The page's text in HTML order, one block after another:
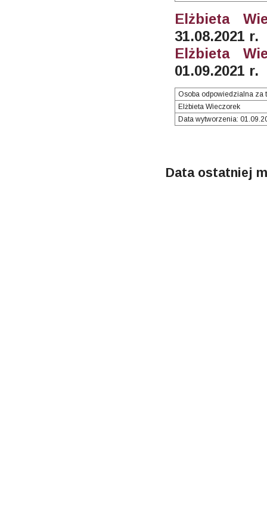
Elżbieta
31.08.2021 r.
Elżbieta
01.09.2021 r.
Osoba odpowiedzialna za
Elżbieta Wieczorek
Data wytworzenia:
Data ostatniej